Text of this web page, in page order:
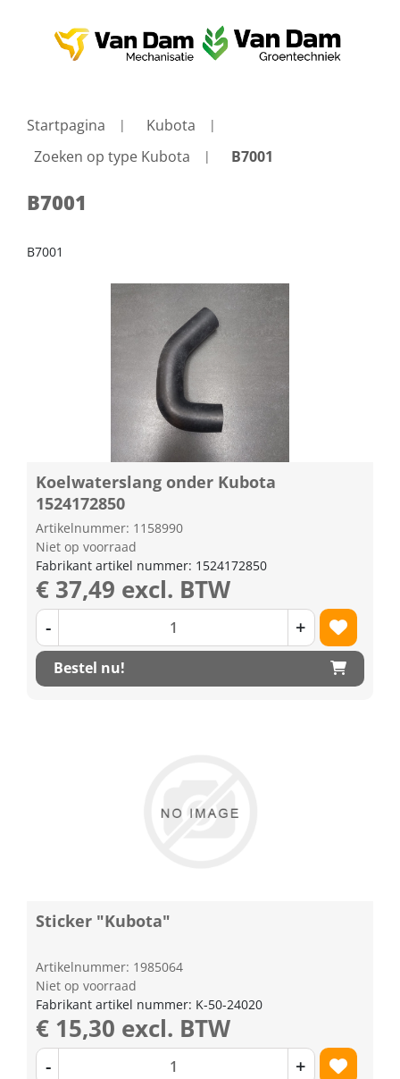
Startpagina
Kubota
Zoeken op type Kubota
B7001
B7001
B7001
Koelwaterslang onder Kubota
1524172850
Artikelnummer: 1158990
Niet op voorraad
Fabrikant artikel nummer: 1524172850
€ 37,49 excl. BTW
- +
Bestel nu!
Sticker "Kubota"
Artikelnummer: 1985064
Niet op voorraad
Fabrikant artikel nummer: K-50-24020
€ 15,30 excl. BTW
- +